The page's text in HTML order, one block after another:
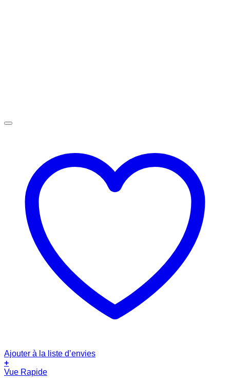
Ajouter à la liste d’envies
+
Vue Rapide